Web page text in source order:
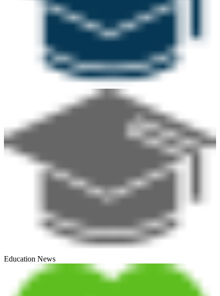
Education News